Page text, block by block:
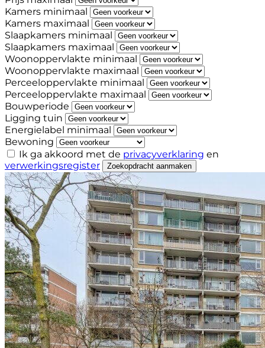
Kamers minimaal
Kamers maximaal
Slaapkamers minimaal
Slaapkamers maximaal
Woonoppervlakte minimaal
Woonoppervlakte maximaal
Perceeloppervlakte minimaal
Perceeloppervlakte maximaal
Bouwperiode
Ligging tuin
Energielabel minimaal
Bewoning
Ik ga akkoord met de privacyverklaring en
verwerkingsregister
Zoekopdracht aanmaken